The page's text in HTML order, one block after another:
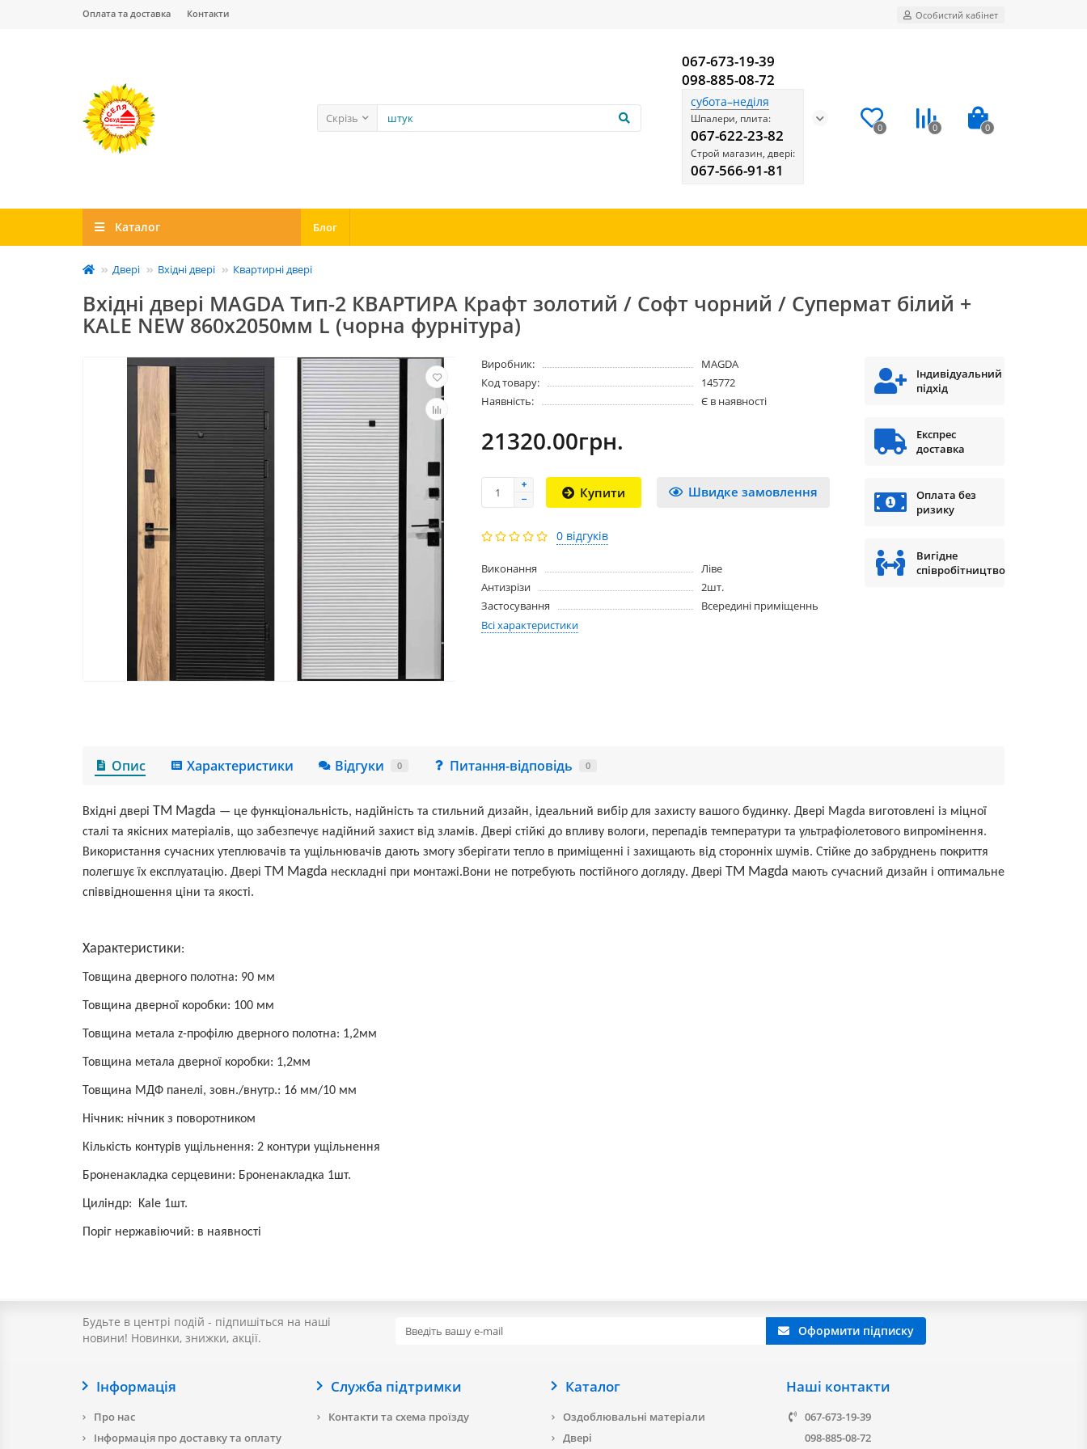
Оплата та доставка Контакти Особистий кабінет
Скрізь
067-673-19-39
098-885-08-72
субота–неділя
Шпалери, плита:
067-622-23-82
Строй магазин, двері:
067-566-91-81
0 0 0
Каталог Блог
Двері Вхідні двері Квартирні двері
Вхідні двері MAGDA Тип-2 КВАРТИРА Крафт золотий / Софт чорний / Супермат білий +
KALE NEW 860х2050мм L (чорна фурнітура)
Виробник:
MAGDA
Код товару:
145772
Наявність:
Є в наявності
21320.00грн.
Купити Швидке замовлення
0 відгуків
Виконання
Ліве
Антизрізи
2шт.
Застосування
Всередині приміщеннь
Всі характеристики
Індивідуальний
підхід
Експрес
доставка
Оплата без
ризику
Вигідне
співробітництво
Опис Характеристики Відгуки 0 Питання-відповідь 0
Вхідні двері ТМ Magda — це функціональність, надійність та стильний дизайн, ідеальний вибір для захисту вашого будинку. Двері Magda виготовлені із міцної
сталі та якісних матеріалів, що забезпечує надійний захист від зламів. Двері стійкі до впливу вологи, перепадів температури та ультрафіолетового випромінення.
Використання сучасних утеплювачів та ущільнювачів дають змогу зберігати тепло в приміщенні і захищають від сторонніх шумів. Стійке до забруднень покриття
полегшує їх експлуатацію. Двері ТМ Magda нескладні при монтажі.Вони не потребують постійного догляду. Двері ТМ Magda мають сучасний дизайн і оптимальне
співвідношення ціни та якості.
Характеристики:
Товщина дверного полотна: 90 мм
Товщина дверної коробки: 100 мм
Товщина метала z-профілю дверного полотна: 1,2мм
Товщина метала дверної коробки: 1,2мм
Товщина МДФ панелі, зовн./внутр.: 16 мм/10 мм
Нічник: нічник з поворотником
Кількість контурів ущільнення: 2 контури ущільнення
Броненакладка серцевини: Броненакладка 1шт.
Циліндр: Kale 1шт.
Поріг нержавіючий: в наявності
Будьте в центрі подій - підпишіться на наші
новини! Новинки, знижки, акції.
Оформити підписку
Інформація
Про нас
Інформація про доставку та оплату
Служба підтримки
Контакти та схема проїзду
Каталог
Оздоблювальні матеріали
Двері
Наші контакти
067-673-19-39
098-885-08-72